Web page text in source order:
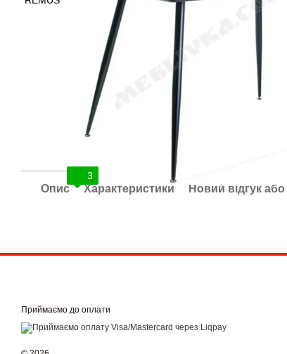
3
Опис Характеристики Новий відгук
Приймаємо до оплати